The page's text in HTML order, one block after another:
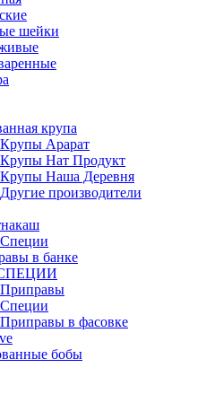
шейки
крупа
Крупы Арарат
Крупы Нат Продукт
Крупы Наша Деревня
Другие производители
в банке
Приправы
Специи
Приправы в фасовке
бобы